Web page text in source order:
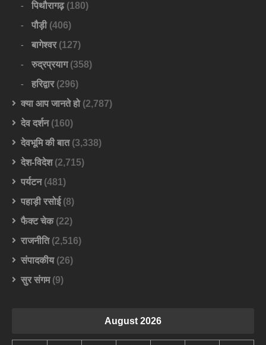
पिथौरागढ़(180)
पौड़ी(406)
बागेश्वर(127)
रुद्रप्रयाग(358)
हरिद्वार(296)
क्या आप जानते हो(2,787)
देव दर्शन(160)
देवभूमि की बात(3,338)
देश-विदेश(2,715)
पर्यटन(481)
पहाड़ी रसोई(8)
फैक्ट चेक(22)
राजनीति(2,516)
संपादकीय(26)
सुर संगम(9)
August 2026